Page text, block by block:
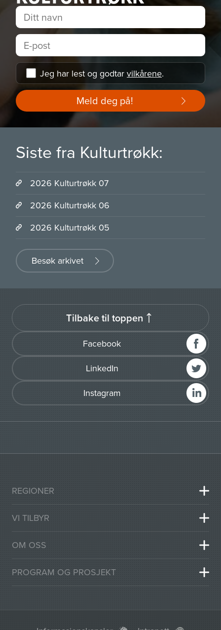
Jeg har lest og godtar vilkårene.
Meld deg på!
Siste fra Kulturtrøkk:
2026 Kulturtrøkk 07
2026 Kulturtrøkk 06
2026 Kulturtrøkk 05
Besøk arkivet
Facebook
LinkedIn
Instagram
Tilbake til toppen
REGIONER
VI TILBYR
OM OSS
PROGRAM OG PROSJEKT